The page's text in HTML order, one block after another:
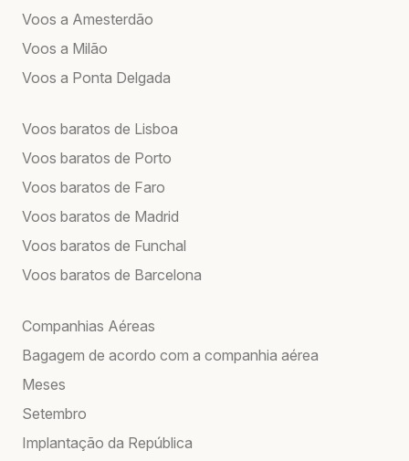
Voos a Amesterdão
Voos a Milão
Voos a Ponta Delgada
Voos baratos de Lisboa
Voos baratos de Porto
Voos baratos de Faro
Voos baratos de Madrid
Voos baratos de Funchal
Voos baratos de Barcelona
Companhias Aéreas
Bagagem de acordo com a companhia aérea
Meses
Setembro
Implantação da República